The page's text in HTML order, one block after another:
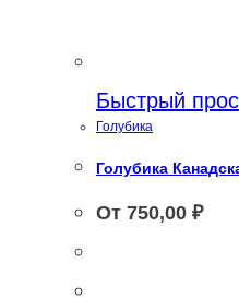
Быстрый
Голубика
Голубика
От 750,00 ₽